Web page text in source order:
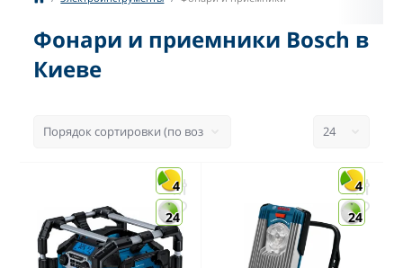
Фонари и приемники Bosch в
Киеве
4
24
4
24